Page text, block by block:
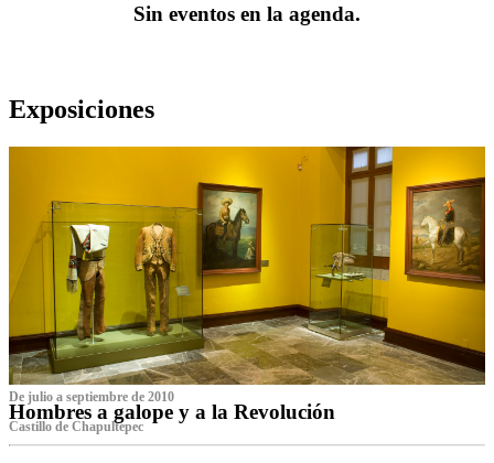
Sin eventos en la agenda.
Exposiciones
De julio a septiembre de 2010
Hombres a galope y a la Revolución
Castillo de Chapultepec